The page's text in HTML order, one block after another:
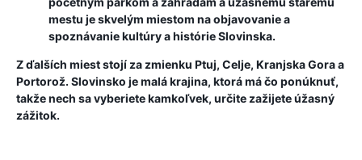
mestu je skvelým miestom na objavovanie a
spoznávanie kultúry a histórie Slovinska.
Z ďalších miest stojí za zmienku Ptuj, Celje, Kranjska Gora a
Portorož. Slovinsko je malá krajina, ktorá má čo ponúknuť,
takže nech sa vyberiete kamkoľvek, určite zažijete úžasný
zážitok.